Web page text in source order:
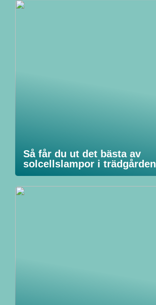
Så får du ut det bästa av
solcellslampor i trädgården